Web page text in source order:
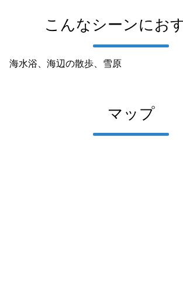
こんなシーンにお
海水浴、海辺の散歩、雪原
マップ